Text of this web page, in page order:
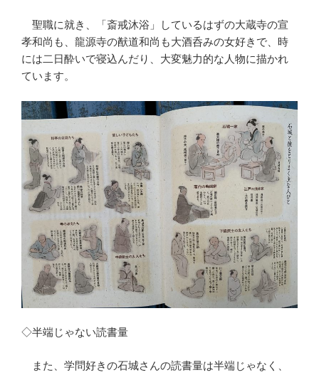
聖職に就き、「斎戒沐浴」しているはずの大蔵寺の宣
孝和尚も、龍源寺の猷道和尚も大酒呑みの女好きで、時
には二日酔いで寝込んだり、大変魅力的な人物に描かれ
ています。
◇半端じゃない読書量
また、学問好きの石城さんの読書量は半端じゃなく、